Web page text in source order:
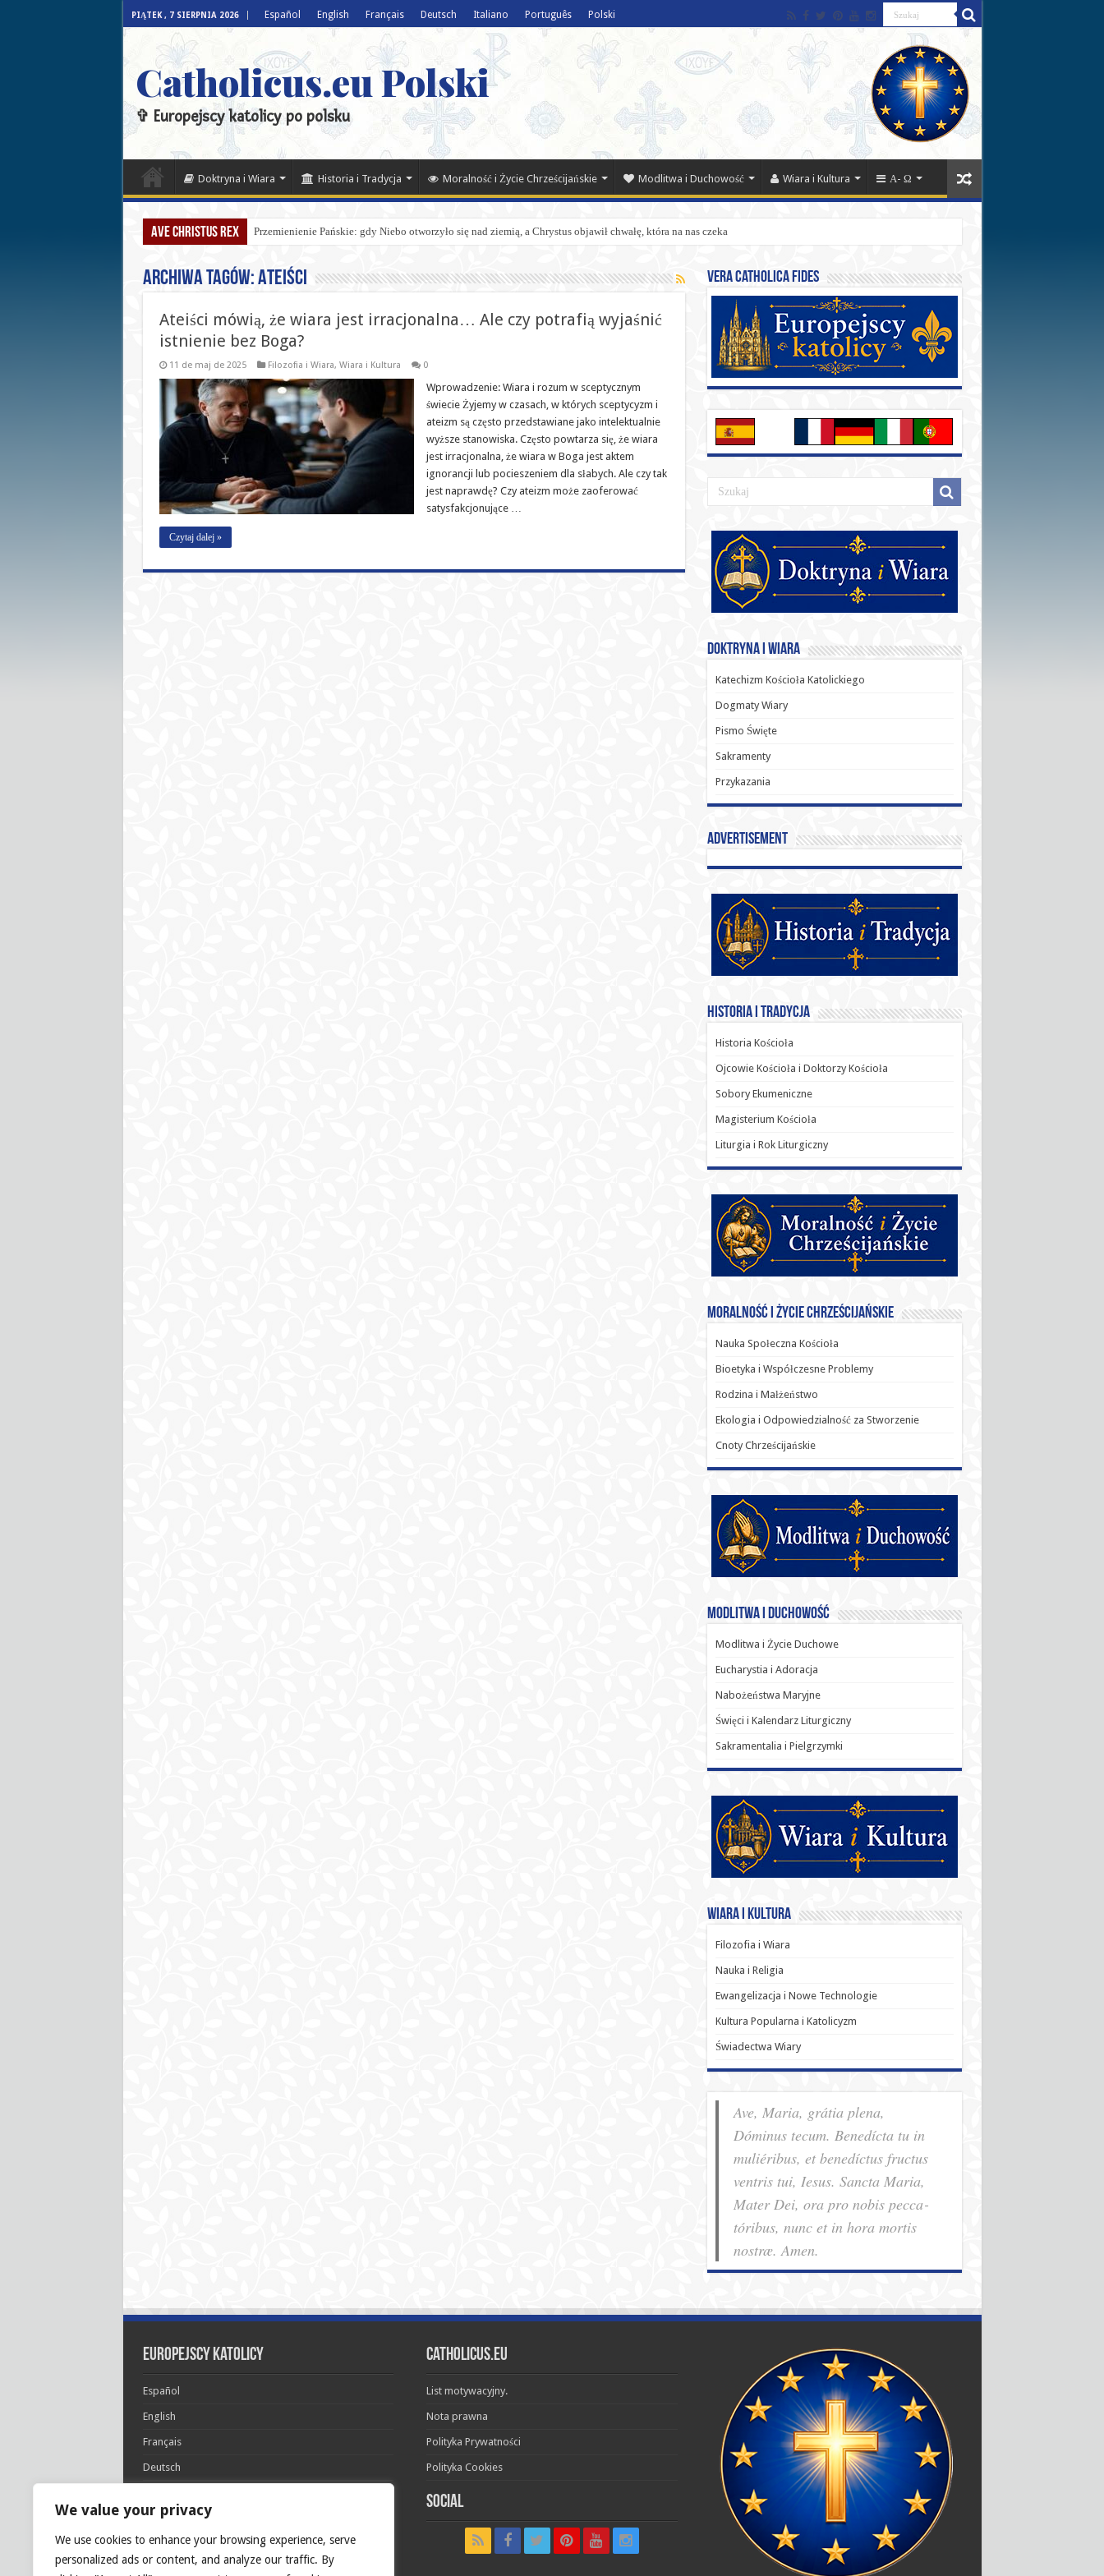
We value your privacy
We use cookies to enhance your browsing experience, serve
personalized ads or content, and analyze our traffic. By
PIĄTEK , 7 SIERPNIA 2026 Español English Français Deutsch Italiano Português Polski
Catholicus.eu Polski
✞ Europejscy katolicy po polsku
Doktryna i Wiara Historia i Tradycja Moralność i Życie Chrześcijańskie Modlitwa i Duchowość Wiara i Kultura Α- Ω
Ave Christus Rex Przemienienie Pańskie: gdy Niebo otworzyło się nad ziemią, a Chrystus objawił chwałę, która na nas czeka
Archiwa tagów:Ateiści
Ateiści mówią, że wiara jest irracjonalna… Ale czy potrafią wyjaśnić
istnienie bez Boga?
11 de maj de 2025 Filozofia i Wiara, Wiara i Kultura 0
Wprowadzenie: Wiara i rozum w sceptycznym
świecie Żyjemy w czasach, w których sceptycyzm i
ateizm są często przedstawiane jako intelektualnie
wyższe stanowiska. Często powtarza się, że wiara
jest irracjonalna, że wiara w Boga jest aktem
ignorancji lub pocieszeniem dla słabych. Ale czy tak
jest naprawdę? Czy ateizm może zaoferować
satysfakcjonujące …
Czytaj dalej »
Vera catholica fides
Doktryna i Wiara
Katechizm Kościoła Katolickiego
Dogmaty Wiary
Pismo Święte
Sakramenty
Przykazania
Advertisement
Historia i Tradycja
Historia Kościoła
Ojcowie Kościoła i Doktorzy Kościoła
Sobory Ekumeniczne
Magisterium Kościoła
Liturgia i Rok Liturgiczny
Moralność i Życie Chrześcijańskie
Nauka Społeczna Kościoła
Bioetyka i Współczesne Problemy
Rodzina i Małżeństwo
Ekologia i Odpowiedzialność za Stworzenie
Cnoty Chrześcijańskie
Modlitwa i Duchowość
Modlitwa i Życie Duchowe
Eucharystia i Adoracja
Nabożeństwa Maryjne
Święci i Kalendarz Liturgiczny
Sakramentalia i Pielgrzymki
Wiara i Kultura
Filozofia i Wiara
Nauka i Religia
Ewangelizacja i Nowe Technologie
Kultura Popularna i Katolicyzm
Świadectwa Wiary
Ave, Maria, grátia plena,
Dóminus tecum. Benedícta tu in
muliéribus, et benedíctus fructus
ventris tui, Iesus. Sancta Maria,
Mater Dei, ora pro nobis pec­ca­
tóribus, nunc et in hora mortis
nostræ. Amen.
Europejscy katolicy
Español
English
Français
Deutsch
Português
Polski
Catholicus.eu
List motywacyjny.
Nota prawna
Polityka Prywatności
Polityka Cookies
Social